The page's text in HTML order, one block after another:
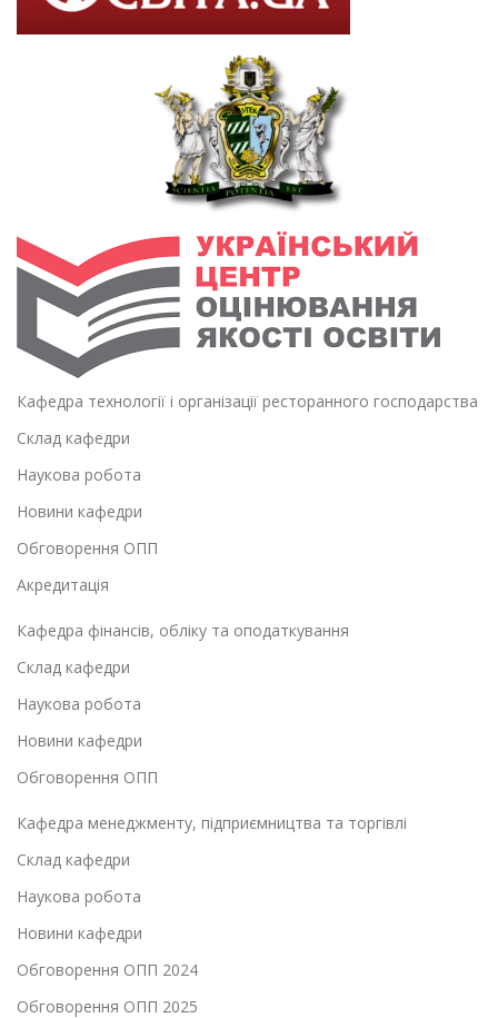
Кафедра технології і організації ресторанного господарства
Склад кафедри
Наукова робота
Новини кафедри
Обговорення ОПП
Акредитація
Кафедра фінансів, обліку та оподаткування
Склад кафедри
Наукова робота
Новини кафедри
Обговорення ОПП
Кафедра менеджменту, підприємництва та торгівлі
Склад кафедри
Наукова робота
Новини кафедри
Обговорення ОПП 2024
Обговорення ОПП 2025